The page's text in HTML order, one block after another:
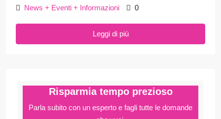
News + Eventi + Informazioni
0
Leggi di più
Risparmia tempo prezioso
Parla subito con un esperto e fagli tutte le domande